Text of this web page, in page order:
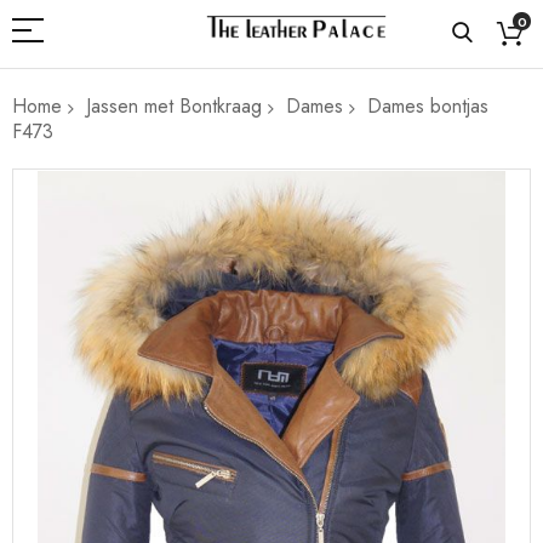
0
Home Jassen met Bontkraag Dames
Dames bontjas
F473
afbeeldingen-